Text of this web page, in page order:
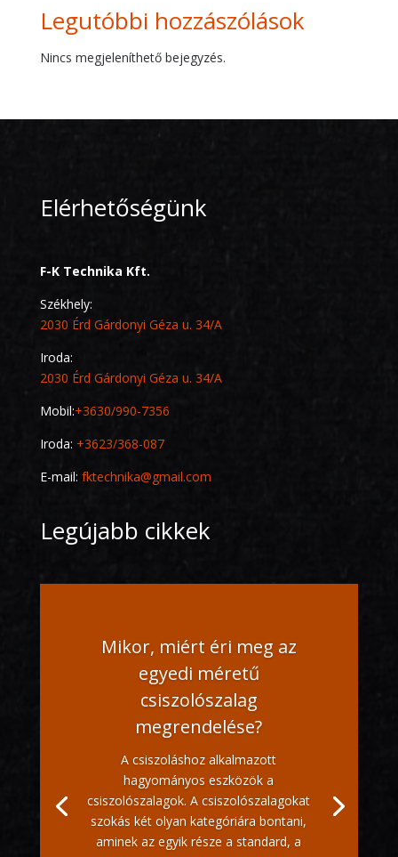
Legutóbbi hozzászólások
Nincs megjeleníthető bejegyzés.
Elérhetőségünk
F-K Technika Kft.
Székhely:
2030 Érd Gárdonyi Géza u. 34/A
Iroda:
2030 Érd Gárdonyi Géza u. 34/A
Mobil:+3630/990-7356
Iroda: +3623/368-087
E-mail: fktechnika@gmail.com
Legújabb cikkek
Mikor, miért éri meg az
egyedi méretű
csiszolószalag
megrendelése?
A csiszoláshoz alkalmazott
hagyományos eszközök a
csiszolószalagok. A csiszolószalagokat
szokás két olyan kategóriára bontani,
aminek az egyik része a standard, a